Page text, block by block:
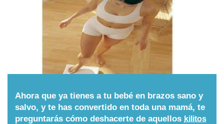
Calculadoras
Ahora que ya tienes a tu bebé en brazos sano y
salvo, y te has convertido en toda una mamá, te
preguntarás cómo deshacerte de aquellos kilitos